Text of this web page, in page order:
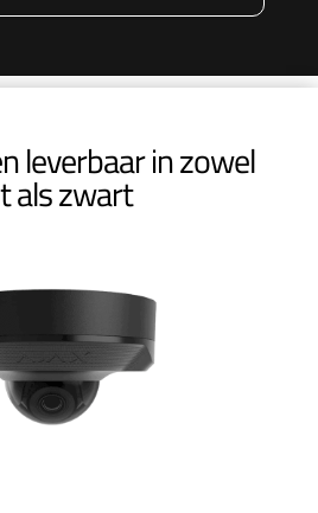
leverbaar in zowel
als zwart